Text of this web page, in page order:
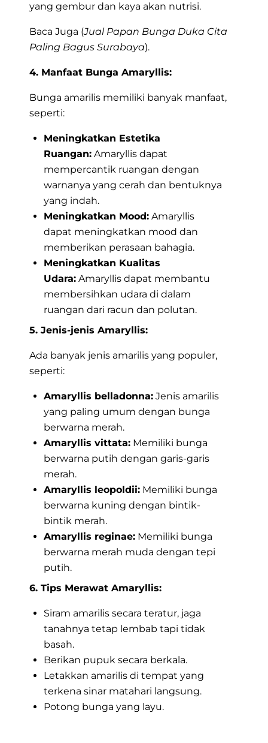
yang gembur dan kaya akan nutrisi.
Baca Juga (Jual Papan Bunga Duka Cita
Paling Bagus Surabaya).
4. Manfaat Bunga Amaryllis:
Bunga amarilis memiliki banyak manfaat,
seperti:
Meningkatkan Estetika
Ruangan: Amaryllis dapat
mempercantik ruangan dengan
warnanya yang cerah dan bentuknya
yang indah.
Meningkatkan Mood: Amaryllis
dapat meningkatkan mood dan
memberikan perasaan bahagia.
Meningkatkan Kualitas
Udara: Amaryllis dapat membantu
membersihkan udara di dalam
ruangan dari racun dan polutan.
5. Jenis-jenis Amaryllis:
Ada banyak jenis amarilis yang populer,
seperti:
Amaryllis belladonna: Jenis amarilis
yang paling umum dengan bunga
berwarna merah.
Amaryllis vittata: Memiliki bunga
berwarna putih dengan garis-garis
merah.
Amaryllis leopoldii: Memiliki bunga
berwarna kuning dengan bintik-
bintik merah.
Amaryllis reginae: Memiliki bunga
berwarna merah muda dengan tepi
putih.
6. Tips Merawat Amaryllis:
Siram amarilis secara teratur, jaga
tanahnya tetap lembab tapi tidak
basah.
Berikan pupuk secara berkala.
Letakkan amarilis di tempat yang
terkena sinar matahari langsung.
Potong bunga yang layu.